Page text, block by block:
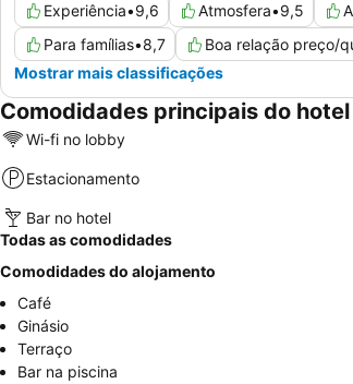
Experiência•9,6 Atmosfera•9,5
Para famílias•8,7 Boa relação preço/
Mostrar mais classificações
Comodidades principais do hotel
Wi-fi no lobby
Estacionamento
Bar no hotel
Todas as comodidades
Comodidades do alojamento
Café
Ginásio
Terraço
Bar na piscina